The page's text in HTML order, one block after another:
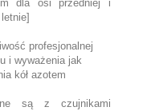
dla osi przedniej i
profesjonalnej
i wyważenia jak
kół azotem
są z czujnikami